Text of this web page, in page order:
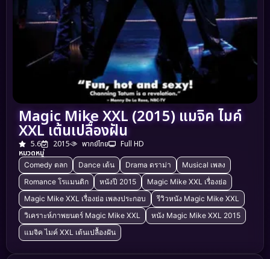
Magic Mike XXL (2015) แมจิค ไมค์
XXL เต้นเปลื้องฝัน
5.6 2015 พากย์ไทย
Full HD
หมวดหมู่
Comedy ตลก Dance เต้น Drama ดราม่า
Musical เพลง
Romance โรแมนติก
หนังปี 2015
Magic Mike XXL เรื่องย่อ
Magic Mike XXL เรื่องย่อ เพลงประกอบ
รีวิวหนัง Magic Mike XXL
วิเคราะห์ภาพยนตร์ Magic Mike XXL
หนัง Magic Mike XXL 2015
แมจิค ไมค์ XXL เต้นเปลื้องฝัน